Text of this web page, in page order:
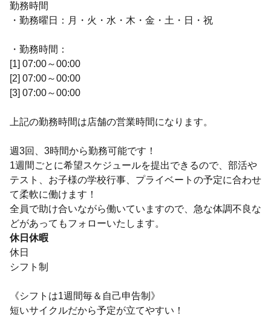
勤務時間
・勤務曜日：月・火・水・木・金・土・日・祝
・勤務時間：
[1] 07:00～00:00
[2] 07:00～00:00
[3] 07:00～00:00
上記の勤務時間は店舗の営業時間になります。
週3回、3時間から勤務可能です！
1週間ごとに希望スケジュールを提出できるので、部活や
テスト、お子様の学校行事、プライベートの予定に合わせ
て柔軟に働けます！
全員で助け合いながら働いていますので、急な体調不良な
どがあってもフォローいたします。
休日休暇
休日
シフト制
《シフトは1週間毎＆自己申告制》
短いサイクルだから予定が立てやすい！